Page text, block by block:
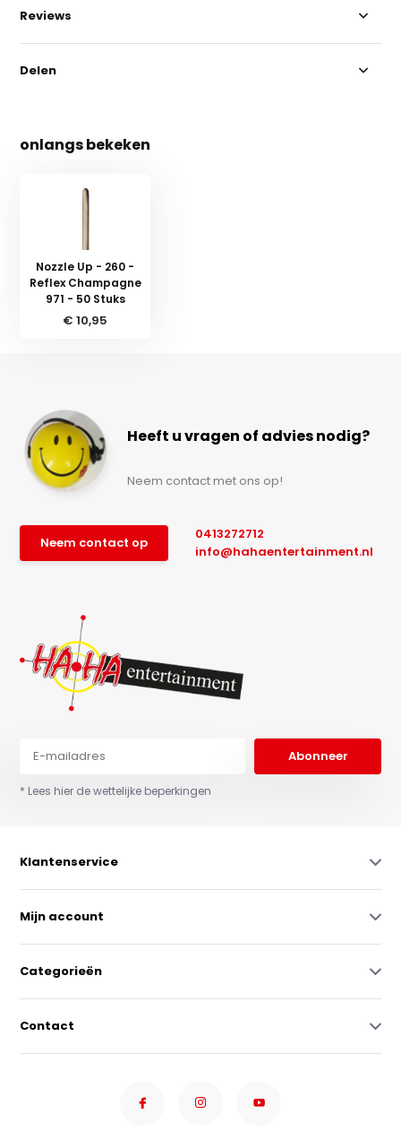
Reviews
Delen
onlangs bekeken
Nozzle Up - 260 -
Reflex Champagne
971 - 50 Stuks
€ 10,95
Heeft u vragen of advies nodig?
Neem contact met ons op!
Neem contact op
0413272712
info@hahaentertainment.nl
Abonneer
* Lees hier de wettelijke beperkingen
Klantenservice
Mijn account
Categorieën
Contact